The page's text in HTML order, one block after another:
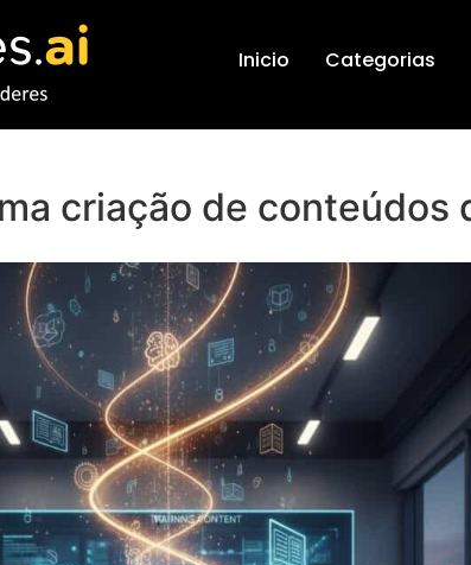
Inicio Categorias
criação de conteúdos